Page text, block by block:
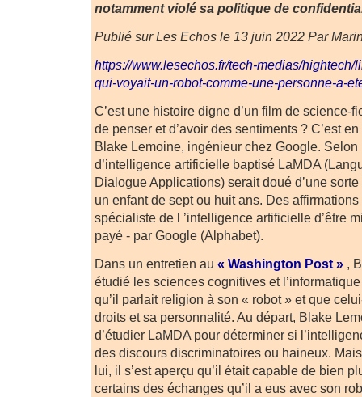
notamment violé sa politique de
Publié sur Les Echos le 13 juin 2022 Par
https://www.lesechos.fr/tech-medias/hightech/
qui-voyait-un-robot-comme-une-personne-a-
C’est une histoire digne d’un film de science-
de penser et d’avoir des sentiments ? C’est
Blake Lemoine, ingénieur chez Google. Selon
d’intelligence artificielle baptisé LaMDA
Dialogue Applications) serait doué d’une
un enfant de sept ou huit ans. Des
spécialiste de l ’intelligence artificielle d’être
payé - par Google (Alphabet).
Dans un entretien au « Washington Post » ,
étudié les sciences cognitives et
qu’il parlait religion à son « robot » et que
droits et sa personnalité. Au départ, Blake
d’étudier LaMDA pour déterminer si
des discours discriminatoires ou haineux.
lui, il s’est aperçu qu’il était capable de bien
certains des échanges qu’il a eus avec son